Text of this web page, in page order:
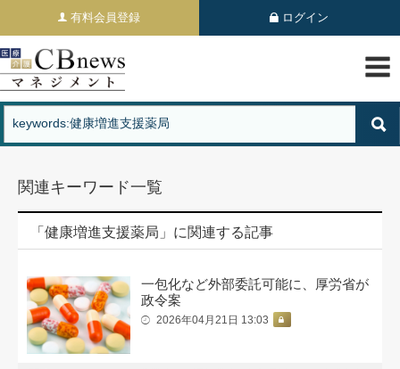
有料会員登録 ログイン
関連キーワード一覧
「健康増進支援薬局」に関連する記事
一包化など外部委託可能に、厚労省が
政令案
2026年04月21日 13:03